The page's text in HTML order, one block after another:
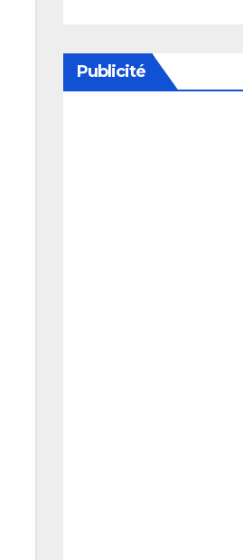
Publicité